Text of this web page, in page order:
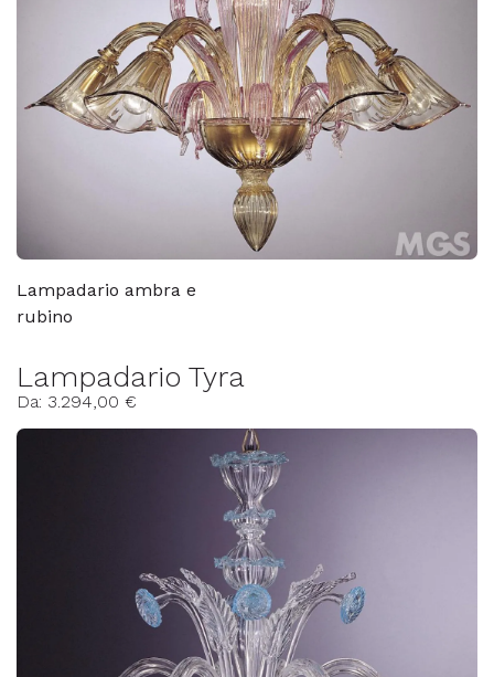
Lampadario ambra e
rubino
Lampadario Tyra
Da: 3.294,00 €